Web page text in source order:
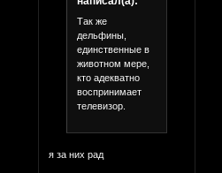
Так же
дельфины,
единственные в
животном мере,
кто адекватно
воспринимает
телевизор.
я за них рад